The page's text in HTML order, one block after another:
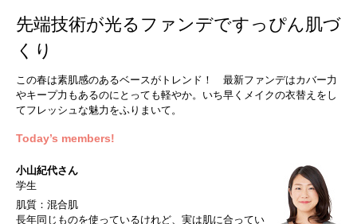
先端技術が光るファンデですっぴん肌づ
くり
この春は素肌感のあるベースがトレンド！ 最新ファンデはカバー力
やキープ力もあるのにとっても軽やか。いち早くメイクの衣替えをし
てフレッシュな魅力をふりまいて。
Today’s members!
小山紀代さん
学生
肌質：混合肌
長年同じものを使っているけれど、実は肌に合ってい